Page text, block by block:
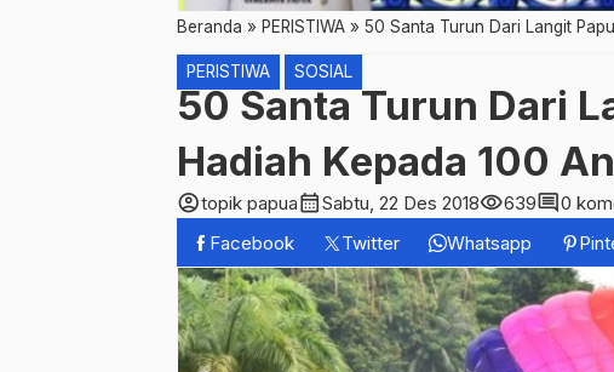
Beranda » PERISTIWA » 50 Santa Turun Dari Langit
PERISTIWA SOSIAL
50 Santa Turun Dari
Hadiah Kepada 100
account_circletopik papuacalendar_monthSabtu, 22 Des 2018visibility639comment0
Facebook
Twitter Whatsapp